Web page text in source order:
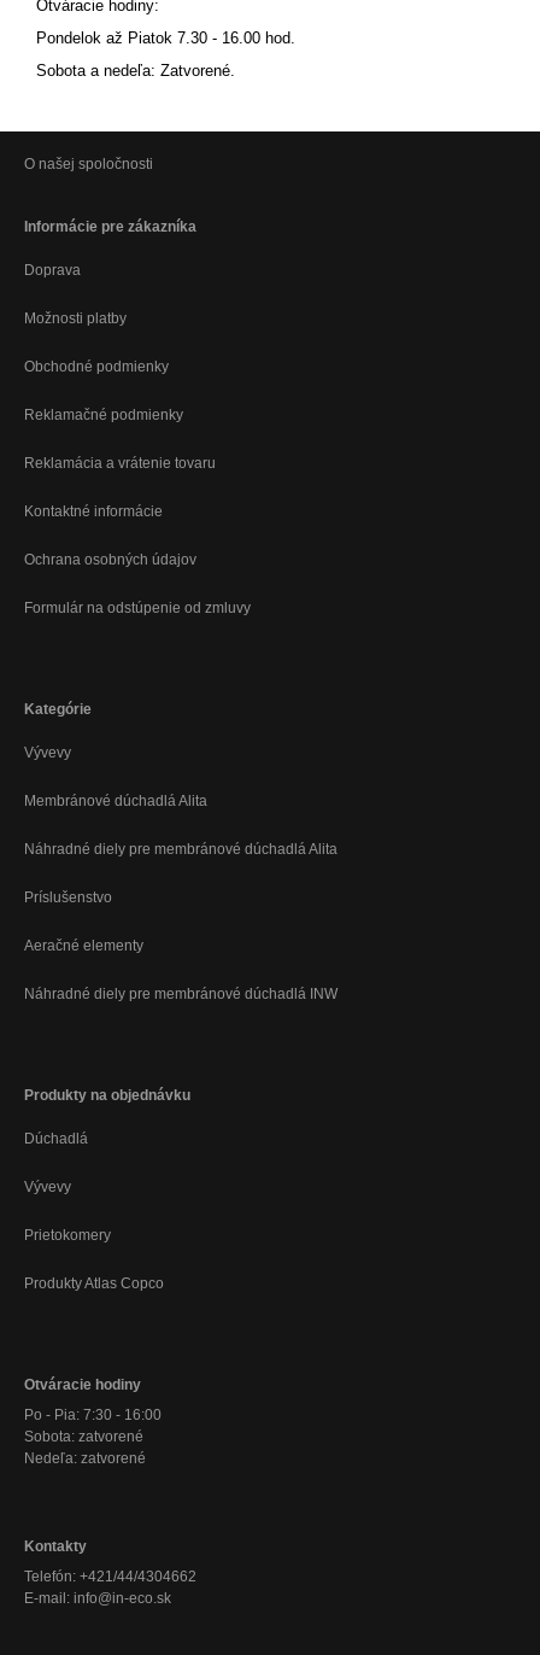
Otváracie hodiny:
Pondelok až Piatok 7.30 - 16.00 hod.
Sobota a nedeľa: Zatvorené.
O našej spoločnosti
Informácie pre zákazníka
Doprava
Možnosti platby
Obchodné podmienky
Reklamačné podmienky
Reklamácia a vrátenie tovaru
Kontaktné informácie
Ochrana osobných údajov
Formulár na odstúpenie od zmluvy
Kategórie
Vývevy
Membránové dúchadlá Alita
Náhradné diely pre membránové dúchadlá Alita
Príslušenstvo
Aeračné elementy
Náhradné diely pre membránové dúchadlá INW
Produkty na objednávku
Dúchadlá
Vývevy
Prietokomery
Produkty Atlas Copco
Otváracie hodiny
Po - Pia: 7:30 - 16:00
Sobota: zatvorené
Nedeľa: zatvorené
Kontakty
Telefón: +421/44/4304662
E-mail: info@in-eco.sk